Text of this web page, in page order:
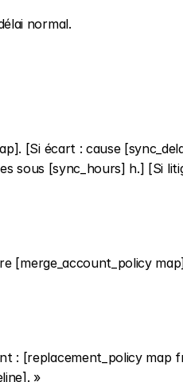
normal.
[Si écart : cause
sous [sync_hours] h.] [Si
[merge_account_policy
: [replacement_policy map
»